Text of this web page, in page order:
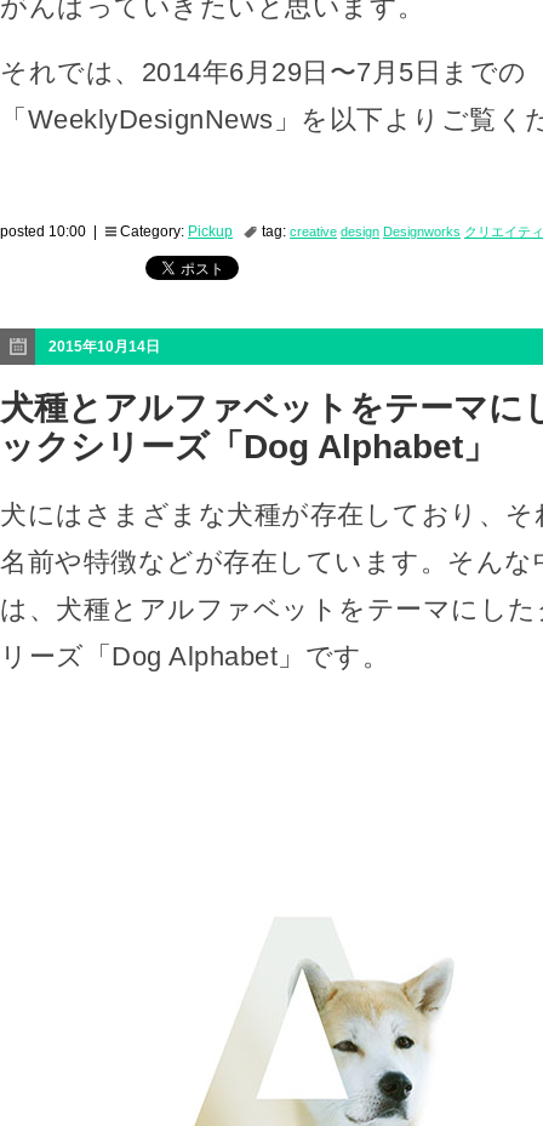
がんばっていきたいと思います。
それでは、2014年6月29日〜7月5日までの
「WeeklyDesignNews」を以下よりご覧く
posted 10:00 | Category: Pickup tag: creative design Designworks クリエイテ
2015年10月14日
犬種とアルファベットをテーマに
ックシリーズ「Dog Alphabet」
犬にはさまざまな犬種が存在しており、
名前や特徴などが存在しています。そんな
は、犬種とアルファベットをテーマにし
リーズ「Dog Alphabet」です。